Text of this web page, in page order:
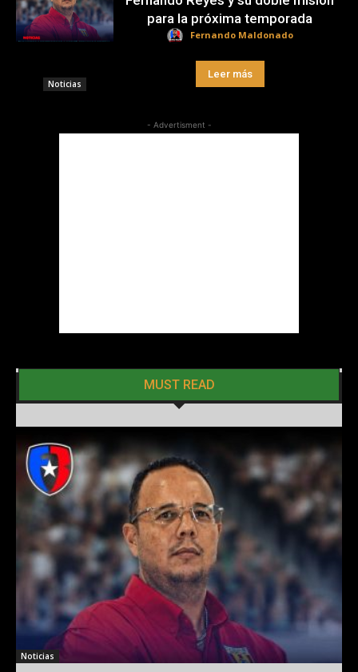
Noticias
para la próxima temporada
Fernando Maldonado
Leer más
- Advertisment -
MUST READ
Noticias